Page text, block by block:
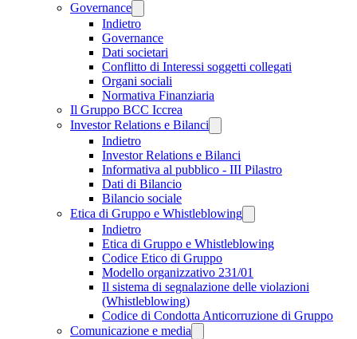
Governance
Indietro
Governance
Dati societari
Conflitto di Interessi soggetti collegati
Organi sociali
Normativa Finanziaria
Il Gruppo BCC Iccrea
Investor Relations e Bilanci
Indietro
Investor Relations e Bilanci
Informativa al pubblico - III Pilastro
Dati di Bilancio
Bilancio sociale
Etica di Gruppo e Whistleblowing
Indietro
Etica di Gruppo e Whistleblowing
Codice Etico di Gruppo
Modello organizzativo 231/01
Il sistema di segnalazione delle violazioni
(Whistleblowing)
Codice di Condotta Anticorruzione di Gruppo
Comunicazione e media